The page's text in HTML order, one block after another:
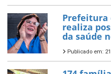
Prefeitura
realiza
da saúde
Publicado em: